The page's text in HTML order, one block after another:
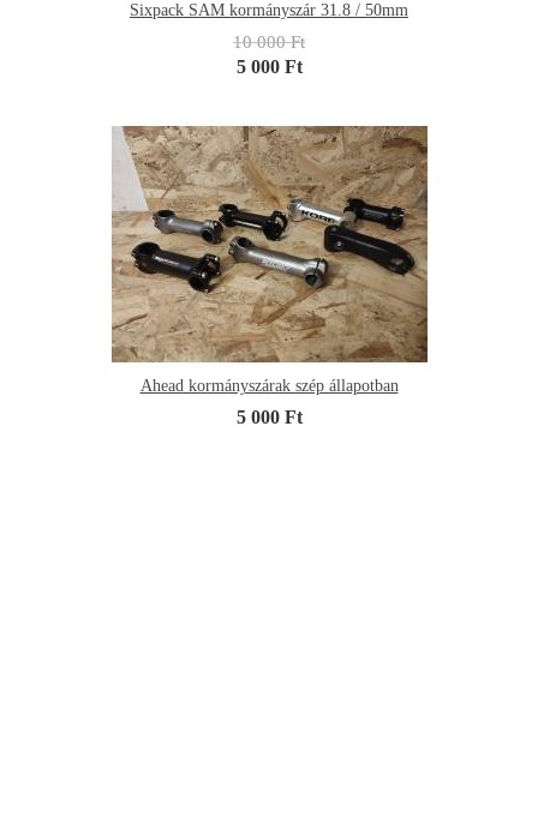
Sixpack SAM kormányszár 31.8 / 50mm
10 000 Ft
5 000 Ft
Ahead kormányszárak szép állapotban
5 000 Ft